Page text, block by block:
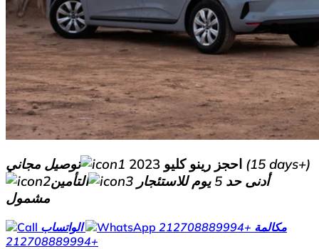
احجز رينو كليو 2023
توصيل مجاني (15 days+)
أدنى حد 5 يوم للاستئجار
التأمين
مشمول
مكالمة +212708889994
الواتساب
+212708889994